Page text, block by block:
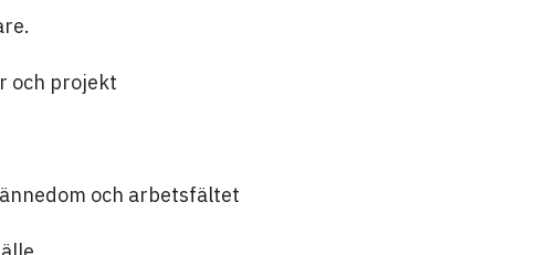
projekt
och arbetsfältet